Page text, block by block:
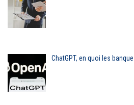
ChatGPT, en quoi les